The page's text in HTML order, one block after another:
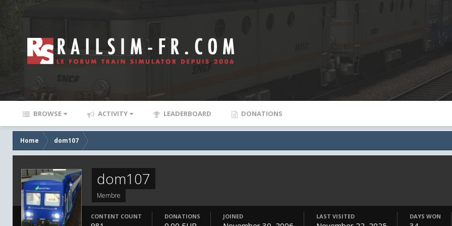
BROWSE ACTIVITY LEADERBOARD DONATIONS
Home dom107
dom107
Membre
CONTENT COUNT DONATIONS JOINED LAST VISITED DAYS WON